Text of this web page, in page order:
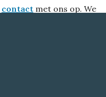
contact met ons op. We